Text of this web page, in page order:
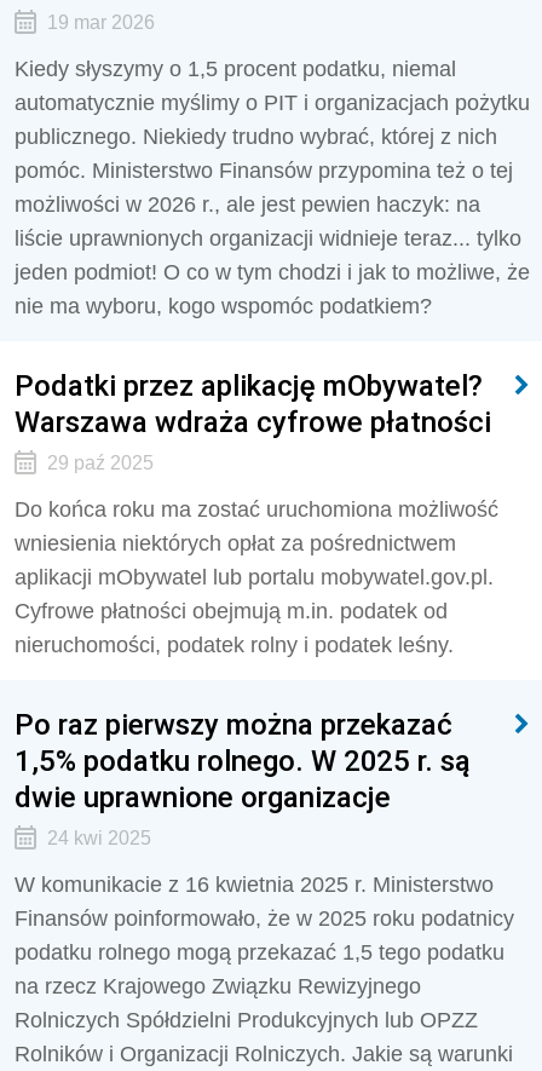
19 mar 2026
Kiedy słyszymy o 1,5 procent podatku, niemal
automatycznie myślimy o PIT i organizacjach pożytku
publicznego. Niekiedy trudno wybrać, której z nich
pomóc. Ministerstwo Finansów przypomina też o tej
możliwości w 2026 r., ale jest pewien haczyk: na
liście uprawnionych organizacji widnieje teraz... tylko
jeden podmiot! O co w tym chodzi i jak to możliwe, że
nie ma wyboru, kogo wspomóc podatkiem?
Podatki przez aplikację mObywatel?
Warszawa wdraża cyfrowe płatności
29 paź 2025
Do końca roku ma zostać uruchomiona możliwość
wniesienia niektórych opłat za pośrednictwem
aplikacji mObywatel lub portalu mobywatel.gov.pl.
Cyfrowe płatności obejmują m.in. podatek od
nieruchomości, podatek rolny i podatek leśny.
Po raz pierwszy można przekazać
1,5% podatku rolnego. W 2025 r. są
dwie uprawnione organizacje
24 kwi 2025
W komunikacie z 16 kwietnia 2025 r. Ministerstwo
Finansów poinformowało, że w 2025 roku podatnicy
podatku rolnego mogą przekazać 1,5 tego podatku
na rzecz Krajowego Związku Rewizyjnego
Rolniczych Spółdzielni Produkcyjnych lub OPZZ
Rolników i Organizacji Rolniczych. Jakie są warunki